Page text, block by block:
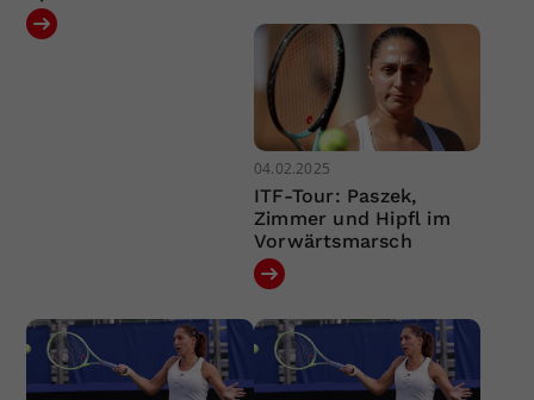
04.02.2025
ITF-Tour: Paszek,
Zimmer und Hipfl im
Vorwärtsmarsch